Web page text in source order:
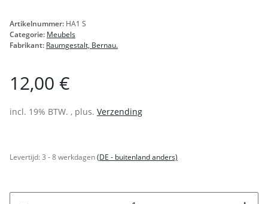
Artikelnummer: HA1 S
Categorie: Meubels
Fabrikant: Raumgestalt, Bernau.
12,00 €
incl. 19% BTW. , plus. Verzending
Levertijd:3 - 8 werkdagen(DE - buitenland anders)